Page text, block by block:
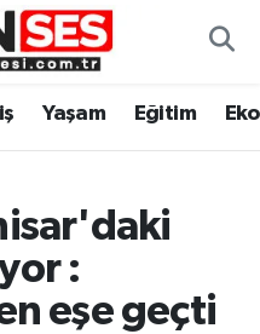
Yaşam Eğitim
:
eşe geçti